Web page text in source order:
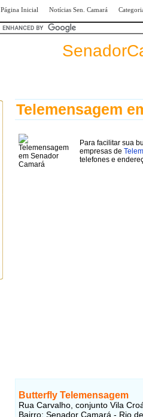
Página Inicial Notícias Sen. Camará
Telemensagem
Para facilitar sua
empresas de
telefones e
Butterfly Telemensagem
Rua Carvalho, conjunto Vila
Bairro: Senador Camará - Rio